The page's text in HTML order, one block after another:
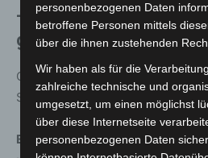
-21:00 Uhr noch bis
geöffnet.
Ort: Medizinische Hochschule
Str. 1, MHH KunstGang
Ein Besuch lohnt sich für alle,
personenbezogenen Daten
betroffene Personen mittels
über die ihnen zustehenden
Wir haben als für die
zahlreiche technische und
umgesetzt, um einen möglichst
über diese Internetseite
personenbezogenen Daten